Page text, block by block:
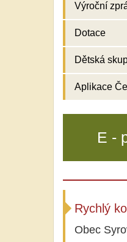
Výroční
Dotace
Dětská
Aplikace
E -
Rychlý
Obec